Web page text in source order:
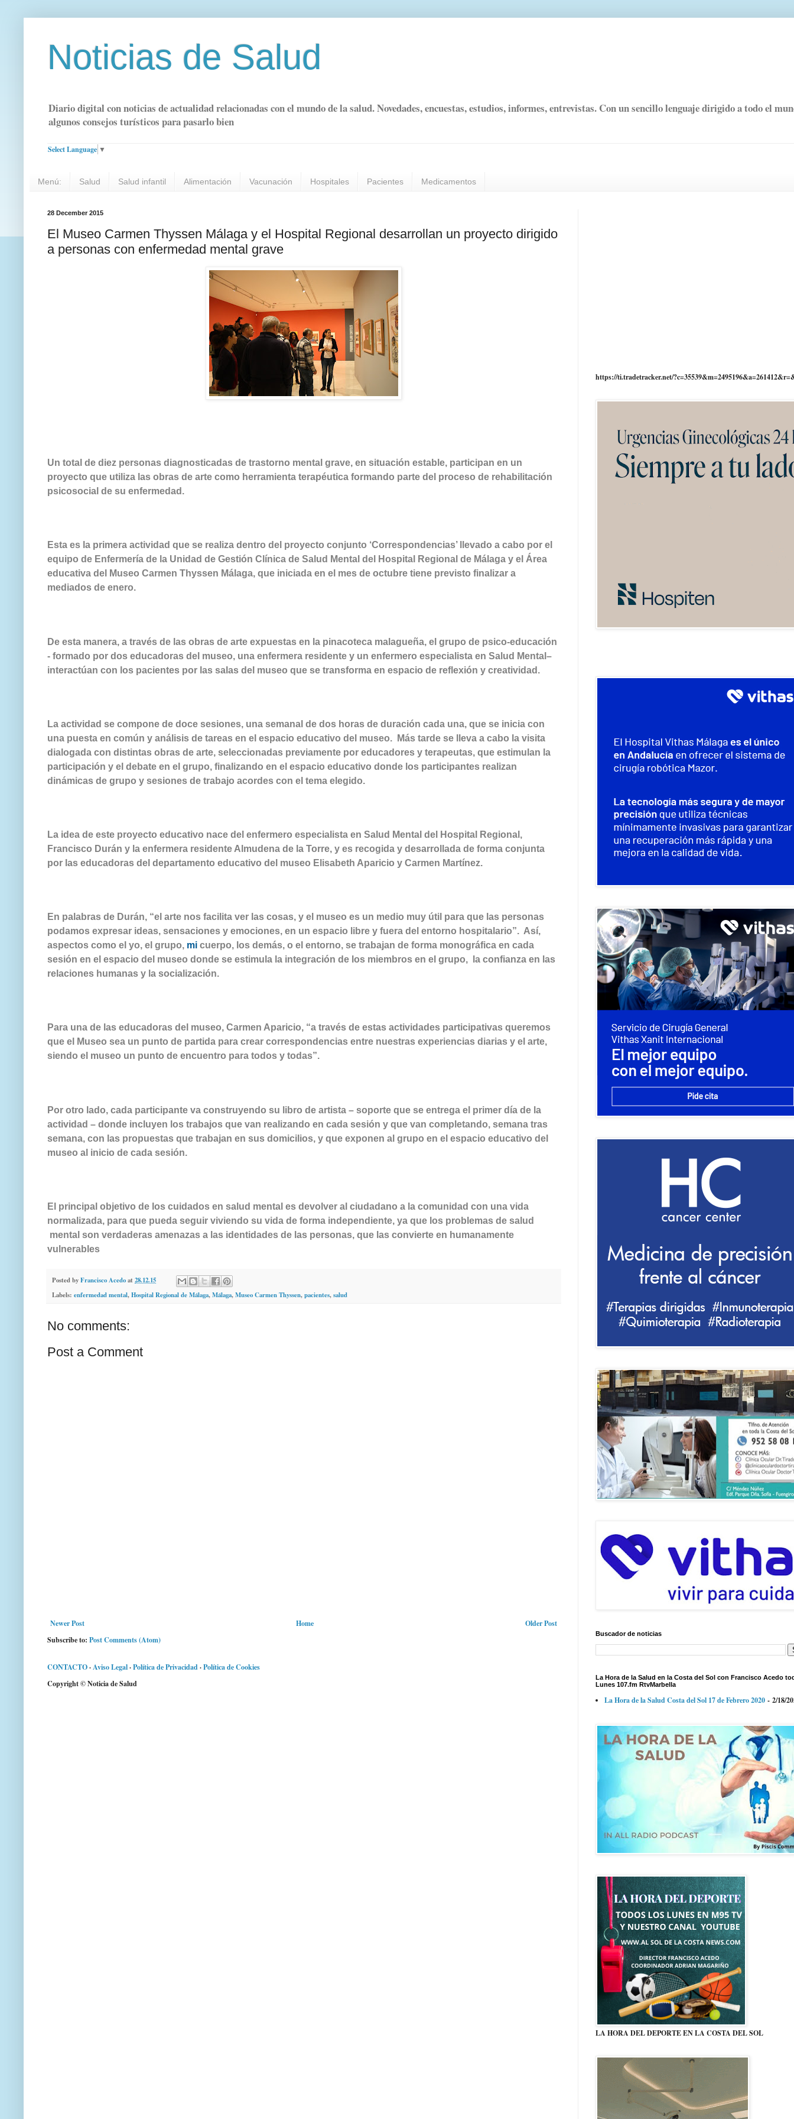
Noticias de Salud
Diario digital con noticias de actualidad relacionadas con el mundo de la salud. Novedades, encuestas, estudios, informes, entrevistas. Con un sencillo lenguaje dirigido a todo el
algunos consejos turísticos para pasarlo bien
Select Language ▼
Menú: Salud Salud infantil Alimentación Vacunación Hospitales Pacientes Medicamentos
28 December 2015
El Museo Carmen Thyssen Málaga y el Hospital Regional desarrollan un proyecto dirigido
a personas con enfermedad mental grave
Un total de diez personas diagnosticadas de trastorno mental grave, en situación estable, participan en un
proyecto que utiliza las obras de arte como herramienta terapéutica formando parte del proceso de rehabilitación
psicosocial de su enfermedad.
Esta es la primera actividad que se realiza dentro del proyecto conjunto ‘Correspondencias’ llevado a cabo por el
equipo de Enfermería de la Unidad de Gestión Clínica de Salud Mental del Hospital Regional de Málaga y el Área
educativa del Museo Carmen Thyssen Málaga, que iniciada en el mes de octubre tiene previsto finalizar a
mediados de enero.
De esta manera, a través de las obras de arte expuestas en la pinacoteca malagueña, el grupo de psico-educación
- formado por dos educadoras del museo, una enfermera residente y un enfermero especialista en Salud Mental–
interactúan con los pacientes por las salas del museo que se transforma en espacio de reflexión y creatividad.
La actividad se compone de doce sesiones, una semanal de dos horas de duración cada una, que se inicia con
una puesta en común y análisis de tareas en el espacio educativo del museo. Más tarde se lleva a cabo la visita
dialogada con distintas obras de arte, seleccionadas previamente por educadores y terapeutas, que estimulan la
participación y el debate en el grupo, finalizando en el espacio educativo donde los participantes realizan
dinámicas de grupo y sesiones de trabajo acordes con el tema elegido.
La idea de este proyecto educativo nace del enfermero especialista en Salud Mental del Hospital Regional,
Francisco Durán y la enfermera residente Almudena de la Torre, y es recogida y desarrollada de forma conjunta
por las educadoras del departamento educativo del museo Elisabeth Aparicio y Carmen Martínez.
En palabras de Durán, “el arte nos facilita ver las cosas, y el museo es un medio muy útil para que las personas
podamos expresar ideas, sensaciones y emociones, en un espacio libre y fuera del entorno hospitalario”. Así,
aspectos como el yo, el grupo, mi cuerpo, los demás, o el entorno, se trabajan de forma monográfica en cada
sesión en el espacio del museo donde se estimula la integración de los miembros en el grupo, la confianza en las
relaciones humanas y la socialización.
Para una de las educadoras del museo, Carmen Aparicio, “a través de estas actividades participativas queremos
que el Museo sea un punto de partida para crear correspondencias entre nuestras experiencias diarias y el arte,
siendo el museo un punto de encuentro para todos y todas”.
Por otro lado, cada participante va construyendo su libro de artista – soporte que se entrega el primer día de la
actividad – donde incluyen los trabajos que van realizando en cada sesión y que van completando, semana tras
semana, con las propuestas que trabajan en sus domicilios, y que exponen al grupo en el espacio educativo del
museo al inicio de cada sesión.
El principal objetivo de los cuidados en salud mental es devolver al ciudadano a la comunidad con una vida
normalizada, para que pueda seguir viviendo su vida de forma independiente, ya que los problemas de salud
mental son verdaderas amenazas a las identidades de las personas, que las convierte en humanamente
vulnerables
Posted byFrancisco Acedoat 28.12.15
Labels: enfermedad mental,Hospital Regional de Málaga,Málaga,Museo Carmen Thyssen,pacientes,salud
No comments:
Post a Comment
Newer Post Older Post
Home
Subscribe to: Post Comments (Atom)
CONTACTO·Aviso Legal·Política de Privacidad·Política de Cookies
Copyright © Noticia de Salud
https://ti.tradetracker.net/
Buscador de noticias
La Hora de la Salud en la Costa del Sol con Francisco Acedo
Lunes 107.fm RtvMarbella
La Hora de la Salud Costa del Sol 17 de Febrero 2020 - 2/18/
LA HORA DEL DEPORTE EN LA COSTA DEL SOL